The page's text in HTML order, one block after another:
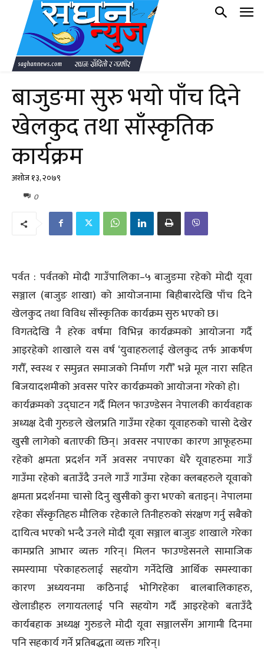
बाजुङमा सुरु भयो पाँच दिने
खेलकुद तथा साँस्कृतिक
कार्यक्रम
अशोज १३, २०७९
0
पर्वत : पर्वतको मोदी गाउँपालिका–५ बाजुङमा रहेको मोदी यूवा
सञ्जाल (बाजुङ शाखा) को आयोजनामा बिहीबारदेखि पाँच दिने
खेलकुद तथा विविध साँस्कृतिक कार्यक्रम सुरु भएको छ।
विगतदेखि नै हरेक वर्षमा विभिन्न कार्यक्रमको आयोजना गर्दै
आइरहेको शाखाले यस वर्ष ‘युवाहरुलाई खेलकुद तर्फ आकर्षण
गरौँ, स्वस्थ र समुन्नत समाजको निर्माण गरौँ’ भन्ने मूल नारा सहित
बिजयादशमीको अवसर पारेर कार्यक्रमको आयोजना गरेको हो।
कार्यक्रमको उद्घाटन गर्दै मिलन फाउण्डेसन नेपालकी कार्यवहाक
अध्यक्ष देवी गुरुङले खेलप्रति गाउँमा रहेका यूवाहरुको चासो देखेर
खुसी लागेको बताएकी छिन्। अवसर नपाएका कारण आफूहरुमा
रहेको क्षमता प्रदर्शन गर्ने अवसर नपाएका धेरै यूवाहरुमा गाउँ
गाउँमा रहेको बताउँदै उनले गाउँ गाउँमा रहेका क्लबहरुले यूवाको
क्षमता प्रदर्शनमा चासो दिनु खुसीको कुरा भएको बताइन्। नेपालमा
रहेका सँस्कृतिहरु मौलिक रहेकाले तिनीहरुको संरक्षण गर्नु सबैको
दायित्व भएको भन्दै उनले मोदी यूवा सञ्जाल बाजुङ शाखाले गरेका
कामप्रति आभार व्यक्त गरिन्। मिलन फाउण्डेसनले सामाजिक
समस्यामा परेकाहरुलाई सहयोग गर्नेदेखि आर्थिक समस्याका
कारण अध्ययनमा कठिनाई भोगिरहेका बालबालिकाहरु,
खेलाडीहरु लगायतलाई पनि सहयोग गर्दै आइरहेको बताउँदै
कार्यबहाक अध्यक्ष गुरुङले मोदी यूवा सञ्जालसँग आगामी दिनमा
पनि सहकार्य गर्ने प्रतिबद्धता व्यक्त गरिन्।